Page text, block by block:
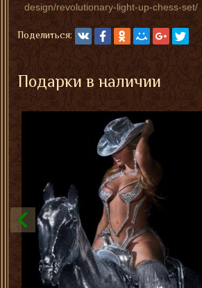
design/revolutionary-light-up-chess-set/
Поделиться:
Подарки в наличии